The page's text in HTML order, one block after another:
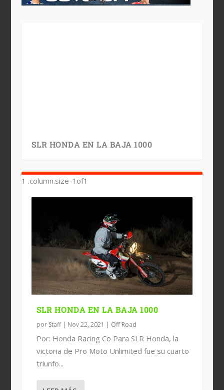
SLR HONDA EN LA BAJA 1000
BRANDON PRIETO GANA LA BAJA 1000
RESULTADOS: 49 BAJA 500
SLR HONDA EN LA BAJA 1000
por Staff| Nov 22, 2021 | Off Road
Por: Honda Racing Co Para SLR Honda, la
victoria de Pro Moto Unlimited fue su cuarto
triunfo...